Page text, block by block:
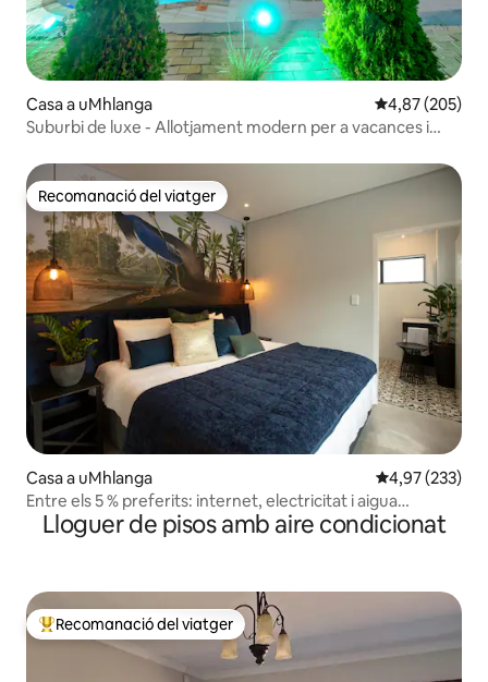
Casa a uMhlanga 4,87 de
4,87 (205)
Suburbi de luxe - Allotjament modern per a vacances i
Recomanació del viatger
Recomanació del viatger
Casa a uMhlanga 4,97 de
4,97 (233)
Entre els 5 % preferits: internet, electricitat i aigua
il·limitats
Lloguer de pisos amb aire condicionat
Principals recomanacions dels viatgers
Recomanació del viatger